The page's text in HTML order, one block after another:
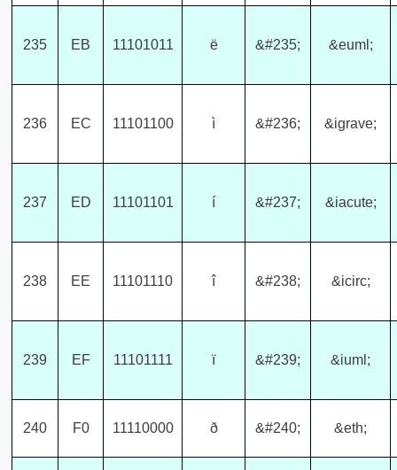
235 EB 11101011 ë &#235; &euml;
236 EC 11101100 ì &#236; &igrave;
237 ED 11101101 í &#237; &iacute;
238 EE 11101110 î &#238; &icirc;
239 EF 11101111 ï &#239; &iuml;
240 F0 11110000 ð &#240; &eth;